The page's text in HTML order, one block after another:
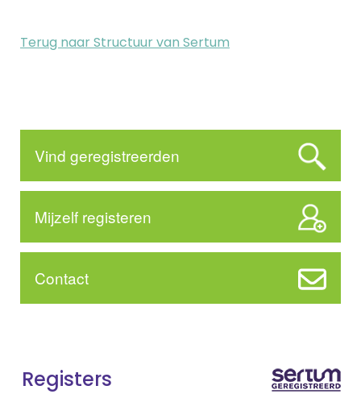
Terug naar Structuur van Sertum
Vind geregistreerden
Mijzelf registeren
Contact
Registers